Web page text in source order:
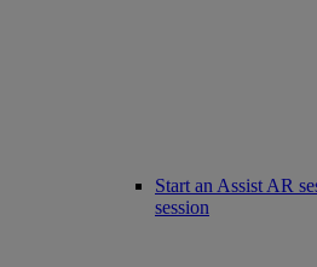
Start an Assist AR
session